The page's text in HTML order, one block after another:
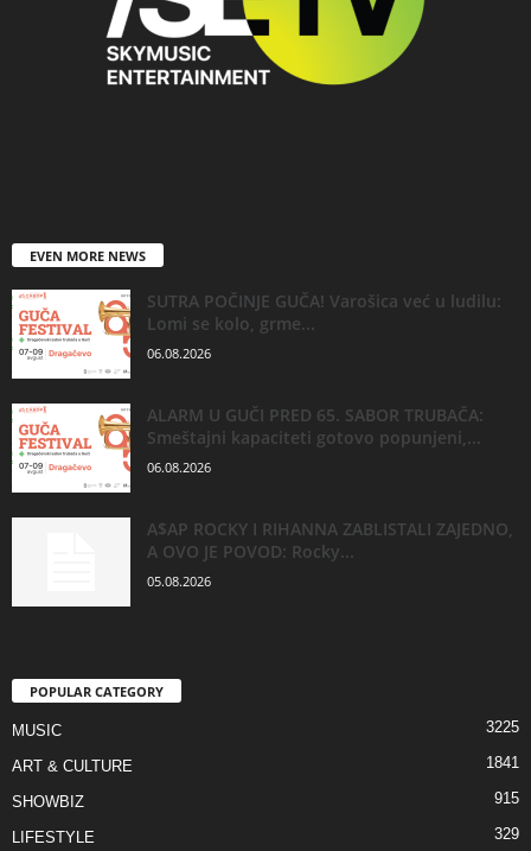
EVEN MORE NEWS
SUTRA POČINJE GUČA! Varošica već u ludilu:
Lomi se kolo, grme...
06.08.2026
ALARM U GUČI PRED 65. SABOR TRUBAČA:
Smeštajni kapaciteti gotovo popunjeni,...
06.08.2026
A$AP ROCKY I RIHANNA ZABLISTALI ZAJEDNO,
A OVO JE POVOD: Rocky...
05.08.2026
POPULAR CATEGORY
MUSIC 3225
ART & CULTURE 1841
SHOWBIZ 915
LIFESTYLE 329